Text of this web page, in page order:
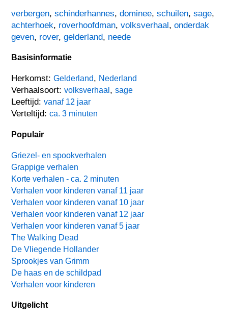
verbergen,schinderhannes,dominee,schuilen,sage,
achterhoek, roverhoofdman,volksverhaal,onderdak
geven, rover,gelderland, neede
Basisinformatie
Herkomst:Gelderland, Nederland
Verhaalsoort:volksverhaal ,sage
Leeftijd:vanaf 12 jaar
Verteltijd:ca. 3 minuten
Populair
Griezel- en spookverhalen
Grappige verhalen
Korte verhalen - ca. 2 minuten
Verhalen voor kinderen vanaf 11 jaar
Verhalen voor kinderen vanaf 10 jaar
Verhalen voor kinderen vanaf 12 jaar
Verhalen voor kinderen vanaf 5 jaar
The Walking Dead
De Vliegende Hollander
Sprookjes van Grimm
De haas en de schildpad
Verhalen voor kinderen
Uitgelicht